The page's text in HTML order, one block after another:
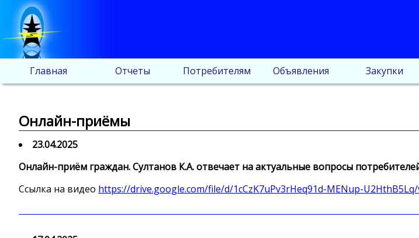
Главная Отчеты Потребителям Объявления Закупки
Онлайн-приёмы
23.04.2025
Онлайн-приём граждан. Султанов К.А. отвечает на актуальные вопросы
Ссылка на видео https://drive.google.com/file/d/1cCzK7uPv3rHeq91d-MENup-